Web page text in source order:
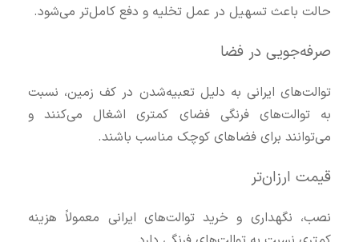
حالت باعث تسهیل در عمل تخلیه و دفع کامل‌تر می‌شود.
صرفه‌جویی در فضا
توالت‌های ایرانی به دلیل تعبیه‌شدن در کف زمین، نسبت
به توالت‌های فرنگی فضای کمتری اشغال می‌کنند و
می‌توانند برای فضاهای کوچک مناسب باشند.
قیمت ارزان‌تر
نصب، نگهداری و خرید توالت‌های ایرانی معمولاً هزینه